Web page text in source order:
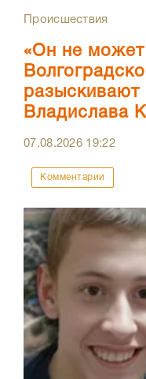
Происшествия
«Он не может
разыскивают
Владислава
07.08.2026 19:22
Комментарии